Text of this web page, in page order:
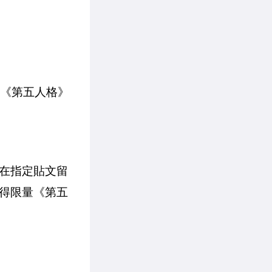
第五人格》
指定貼文留
限量《第五